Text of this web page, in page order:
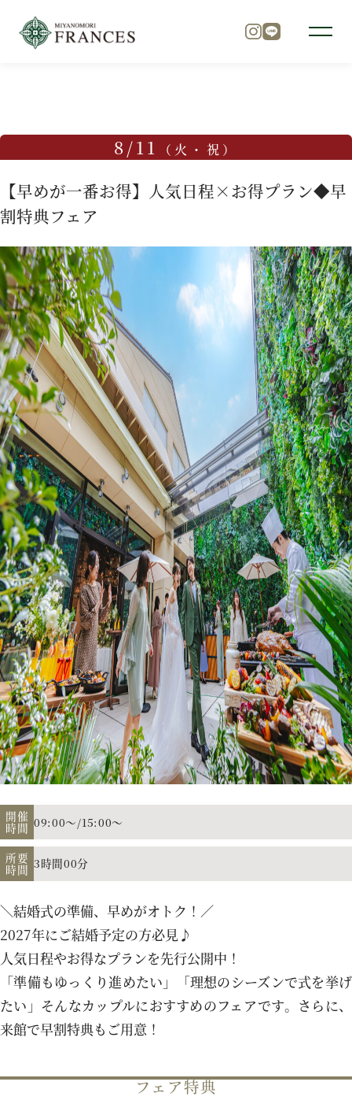
チャペル
料理
ドレス
プラン
施設紹介
フォトガイドツアー
ブライダルフェア
ニュース
パーティレポート
アクセス
よくあるご質問
お電話でのご予約・お問い合わせ
TEL.011-633-1111
平日 11:00-19:00、土日祝 10:00-19:00
プロポーズご検討の方はこちら
パティスリーご利用の方はこちら
8/11 （火・祝）
【早めが一番お得】人気日程×お得プラン◆早
割特典フェア
開催
時間 09:00～/15:00～
所要
時間 3時間00分
＼結婚式の準備、早めがオトク！／
2027年にご結婚予定の方必見♪
人気日程やお得なプランを先行公開中！
「準備もゆっくり進めたい」「理想のシーズンで式を挙げ
たい」そんなカップルにおすすめのフェアです。さらに、
来館で早割特典もご用意！
フェア特典